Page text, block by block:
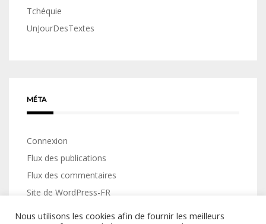
Tchéquie
UnJourDesTextes
MÉTA
Connexion
Flux des publications
Flux des commentaires
Site de WordPress-FR
Nous utilisons les cookies afin de fournir les meilleurs